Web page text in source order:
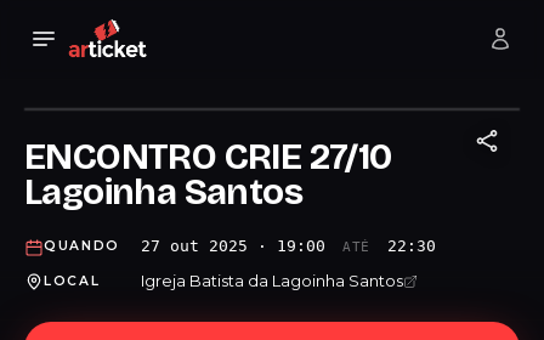
ENCONTRO CRIE 27/10
Lagoinha Santos
QUANDO 27 out 2025 · 19:00 ATÉ 22:30
LOCAL Igreja Batista da Lagoinha Santos